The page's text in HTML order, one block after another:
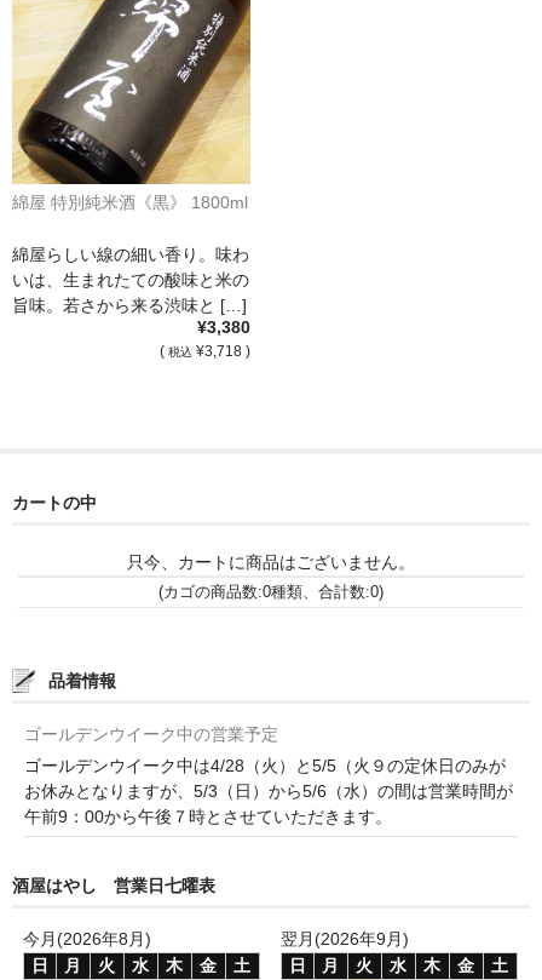
Mas Bres（ﾏｽ･ﾌﾞﾚｽ）
France Loire/ﾌﾗﾝｽ・ﾛﾜｰﾙ
Domaine des Bois Lucas（ﾄﾞﾒｰﾇ･ﾃﾞ･ﾎﾞｱ･ﾙｶ）
Italia/ｲｱﾀﾘｱ
Abruzzo/ｱﾌﾞﾙｯﾂｫ州
Fabulas（ﾌｧﾋﾞｭﾗｽ）
United States of America / ｱﾒﾘｶ合衆国
キッコウトミ
綿屋 特別純米酒《黒》 1800ml
綿屋らしい線の細い香り。味わ
いは、生まれたての酸味と米の
旨味。若さから来る渋味と […]
¥3,380
( 税込 ¥3,718 )
カートの中
只今、カートに商品はございません。
(カゴの商品数:0種類、合計数:0)
品着情報
ゴールデンウイーク中の営業予定
ゴールデンウイーク中は4/28（火）と5/5（火９の定休日のみが
お休みとなりますが、5/3（日）から5/6（水）の間は営業時間が
午前9：00から午後７時とさせていただきます。
酒屋はやし 営業日七曜表
今月(2026年8月)
日
月 火 水 木 金
土
翌月(2026年9月)
日
月 火 水 木 金
土